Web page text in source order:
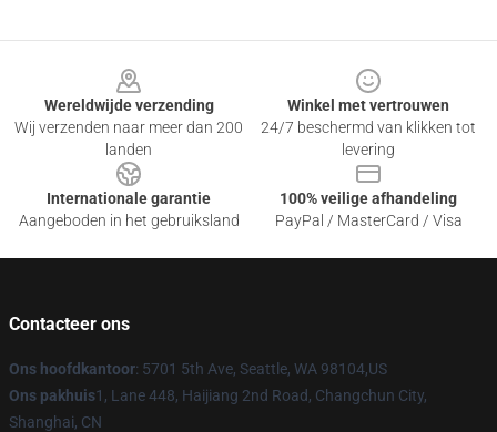
Wereldwijde verzending
Wij verzenden naar meer dan 200
landen
Winkel met vertrouwen
24/7 beschermd van klikken tot
levering
Internationale garantie
Aangeboden in het gebruiksland
100% veilige afhandeling
PayPal / MasterCard / Visa
Contacteer ons
Ons hoofdkantoor: 5701 5th Ave, Seattle, WA 98104,US
Ons pakhuis1, Lane 448, Haijiang 2nd Road, Changchun City,
Shanghai, CN